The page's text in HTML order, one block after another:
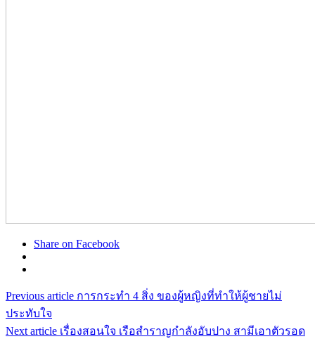
Share on Facebook
Previous article การกระทำ 4 สิ่ง ของผู้หญิงที่ทำให้ผู้ชายไม่
ประทับใจ
Next article เรื่องสอนใจ เรือสำราญกำลังอับปาง สามีเอาตัวรอด